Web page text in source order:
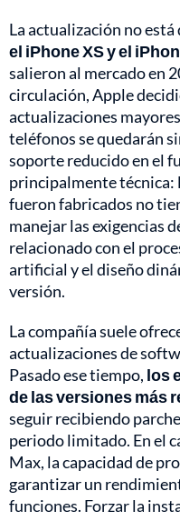
La actualización no
el iPhone XS y el
salieron al mercado en
circulación, Apple
actualizaciones
teléfonos se quedarán
soporte reducido en el
principalmente técnica:
fueron fabricados no
manejar las exigencias
relacionado con el
artificial y el diseño
versión.
La compañía suele
actualizaciones de
Pasado ese tiempo, los
de las versiones más
seguir recibiendo
periodo limitado. En el
Max, la capacidad de
garantizar un
funciones. Forzar la